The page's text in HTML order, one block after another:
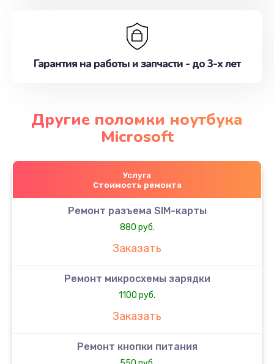
Гарантия на работы и запчасти - до 3-х лет
Другие поломки ноутбука
Microsoft
Услуга
Стоимость ремонта
Ремонт разъема SIM-карты
880 руб.
Заказать
Ремонт микросхемы зарядки
1100 руб.
Заказать
Ремонт кнопки питания